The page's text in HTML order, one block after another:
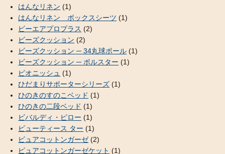
はんなリネン (1)
はんなリネン ボックスシーツ (1)
ビーエアプロプラス (2)
ビーズクッション (2)
ビーズクッション ─ 34丸球ボール (1)
ビーズクッション ─ ボルスター (1)
ピオニッシュ (1)
ひだまりサポーターシリーズ (1)
ひのきのすのこベッド (1)
ひのきの二段ベッド (1)
ビバルディ・ピロー (1)
ビューティース ター (1)
ピュアコットンガーゼ(2)
ピュアコットンガーゼケット (1)